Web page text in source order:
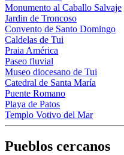
Monumento al Caballo Salvaje
Jardin de Troncoso
Convento de Santo Domingo
Caldelas de Tui
Praia América
Paseo fluvial
Museo diocesano de Tui
Catedral de Santa María
Puente Romano
Playa de Patos
Templo Votivo del Mar
Pueblos cercanos